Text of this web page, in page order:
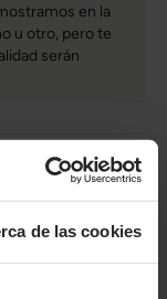
de las cookies
en la
u otro, pero te
serán